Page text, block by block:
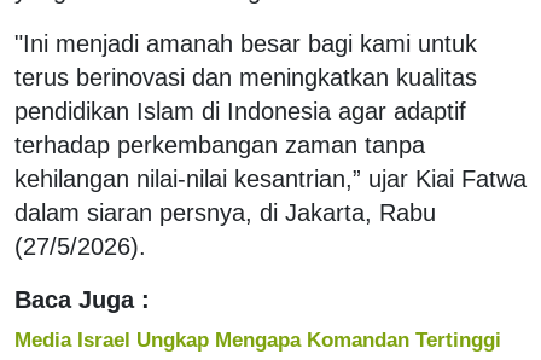
"Ini menjadi amanah besar bagi kami untuk
terus berinovasi dan meningkatkan kualitas
pendidikan Islam di Indonesia agar adaptif
terhadap perkembangan zaman tanpa
kehilangan nilai-nilai kesantrian,” ujar Kiai Fatwa
dalam siaran persnya, di Jakarta, Rabu
(27/5/2026).
Baca Juga :
Media Israel Ungkap Mengapa Komandan Tertinggi